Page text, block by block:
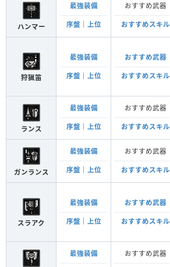
ハンマー
最強装備
序盤 上位
おすすめ武器
おすすめスキル
狩猟笛
最強装備
序盤 上位
おすすめ武器
おすすめスキル
ランス
最強装備
序盤 上位
おすすめ武器
おすすめスキル
ガンランス
最強装備
序盤 上位
おすすめ武器
おすすめスキル
スラアク
最強装備
序盤 上位
おすすめ武器
おすすめスキル
最強装備 おすすめ武器